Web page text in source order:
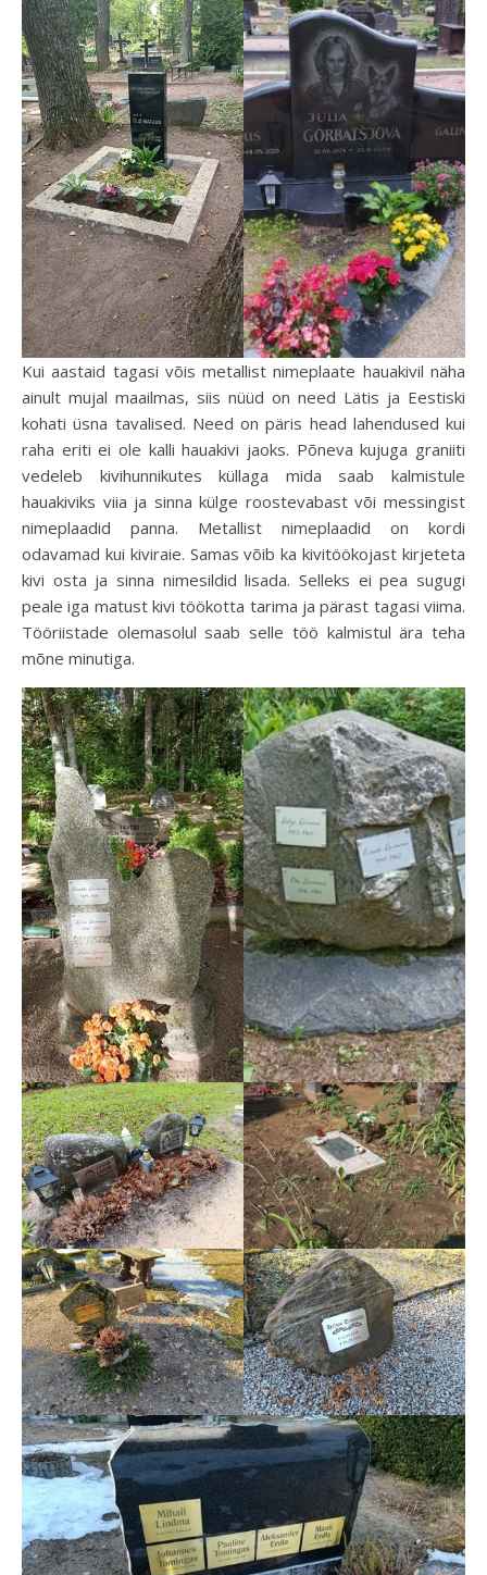
Kui aastaid tagasi võis metallist nimeplaate hauakivil näha
ainult mujal maailmas, siis nüüd on need Lätis ja Eestiski
kohati üsna tavalised. Need on päris head lahendused kui
raha eriti ei ole kalli hauakivi jaoks. Põneva kujuga graniiti
vedeleb kivihunnikutes küllaga mida saab kalmistule
hauakiviks viia ja sinna külge roostevabast või messingist
nimeplaadid panna. Metallist nimeplaadid on kordi
odavamad kui kiviraie. Samas võib ka kivitöökojast kirjeteta
kivi osta ja sinna nimesildid lisada. Selleks ei pea sugugi
peale iga matust kivi töökotta tarima ja pärast tagasi viima.
Tööriistade olemasolul saab selle töö kalmistul ära teha
mõne minutiga.